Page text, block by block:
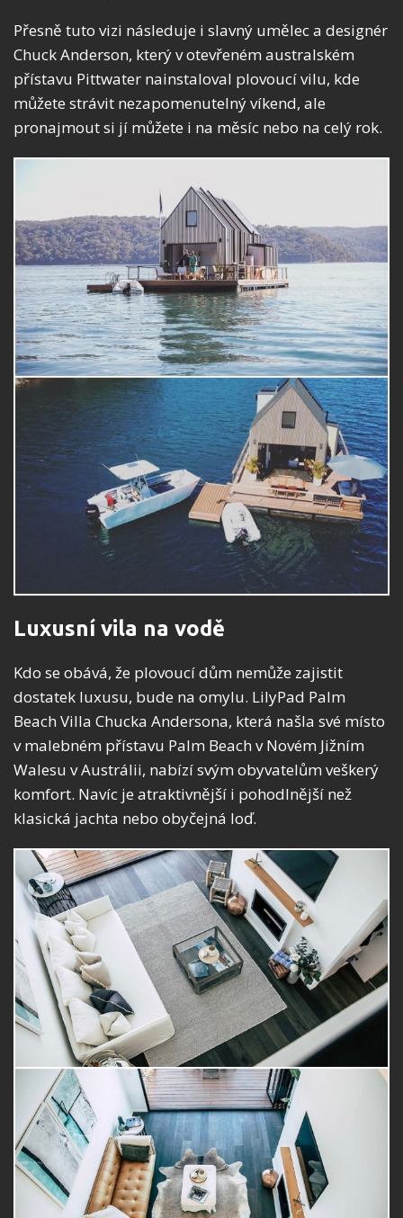
Přesně tuto vizi následuje i slavný umělec a designér
Chuck Anderson, který v otevřeném australském
přístavu Pittwater nainstaloval plovoucí vilu, kde
můžete strávit nezapomenutelný víkend, ale
pronajmout si jí můžete i na měsíc nebo na celý rok.
Luxusní vila na vodě
Kdo se obává, že plovoucí dům nemůže zajistit
dostatek luxusu, bude na omylu. LilyPad Palm
Beach Villa Chucka Andersona, která našla své místo
v malebném přístavu Palm Beach v Novém Jižním
Walesu v Austrálii, nabízí svým obyvatelům veškerý
komfort. Navíc je atraktivnější i pohodlnější než
klasická jachta nebo obyčejná loď.